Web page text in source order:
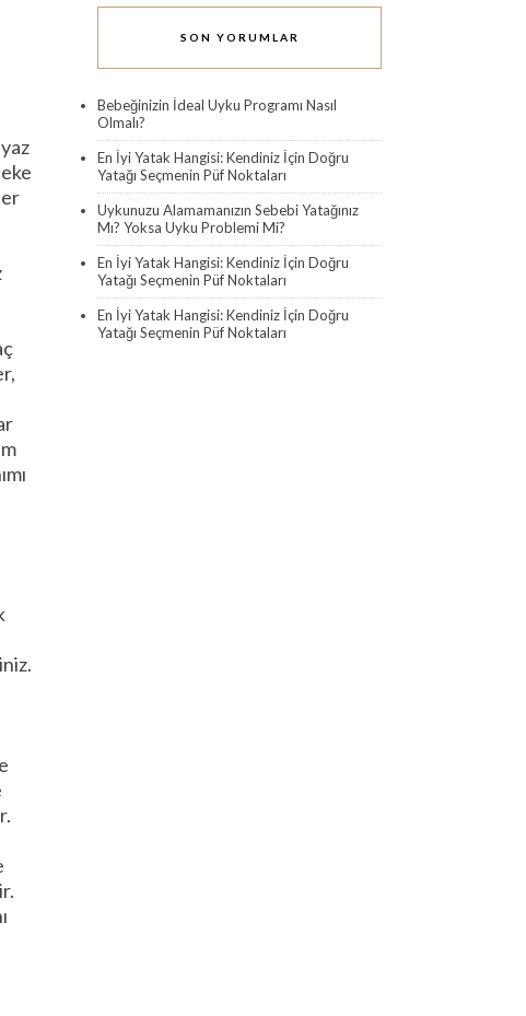
SON YORUMLAR
Bebeğinizin İdeal Uyku Programı Nasıl
Olmalı?
En İyi Yatak Hangisi: Kendiniz İçin Doğru
Yatağı Seçmenin Püf Noktaları
Uykunuzu Alamamanızın Sebebi Yatağınız
Mı? Yoksa Uyku Problemi Mi?
En İyi Yatak Hangisi: Kendiniz İçin Doğru
Yatağı Seçmenin Püf Noktaları
En İyi Yatak Hangisi: Kendiniz İçin Doğru
Yatağı Seçmenin Püf Noktaları